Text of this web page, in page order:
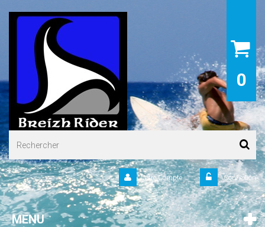
0
Connexion
Votre Compte
MENU